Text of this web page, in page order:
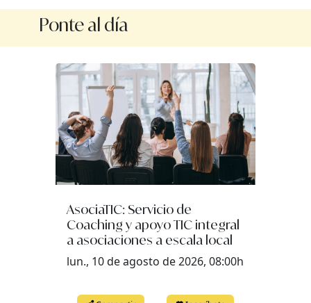
Ponte al día
AsociaTIC: Servicio de
Coaching y apoyo TIC integral
a asociaciones a escala local
lun., 10 de agosto de 2026, 08:00h